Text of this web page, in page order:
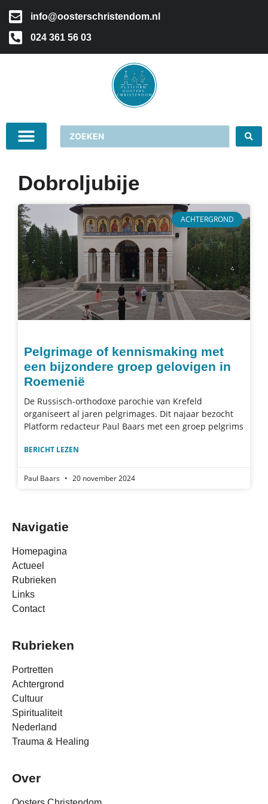
info@oosterschristendom.nl
024 361 56 03
Dobroljubije
ACHTERGROND
Pelgrimage of kennismaking met
een bijzondere groep gelovigen in
Roemenië
De Russisch-orthodoxe parochie van Krefeld
organiseert al jaren pelgrimages. Dit najaar bezocht
Platform redacteur Paul Baars met een groep pelgrims
BERICHT LEZEN
Paul Baars 20 november 2024
Navigatie
Homepagina
Actueel
Rubrieken
Links
Contact
Rubrieken
Portretten
Achtergrond
Cultuur
Spiritualiteit
Nederland
Trauma & Healing
Over